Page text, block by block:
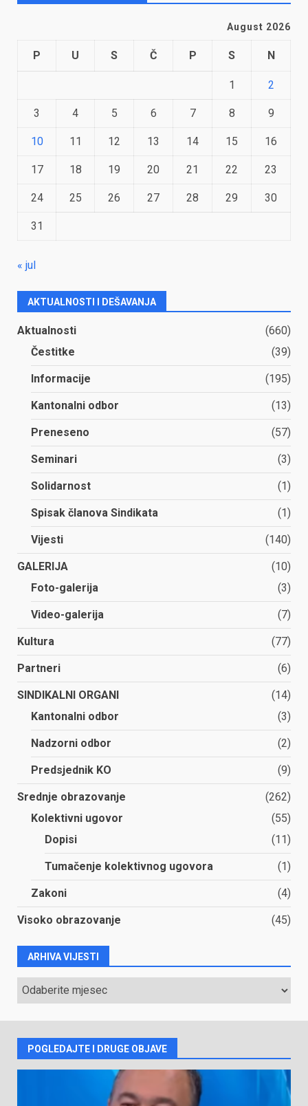
August 2026
P U S Č P S N
1 2
3 4 5 6 7 8 9
10 11 12 13 14 15 16
17 18 19 20 21 22 23
24 25 26 27 28 29 30
31
« jul
AKTUALNOSTI I DEŠAVANJA
Aktualnosti
(660)
Čestitke
(39)
Informacije (195)
Kantonalni odbor (13)
Preneseno (57)
Seminari (3)
Solidarnost (1)
Spisak članova Sindikata (1)
Vijesti (140)
GALERIJA
(10)
Foto-galerija
(3)
Video-galerija (7)
Kultura (77)
Partneri (6)
SINDIKALNI ORGANI
(14)
Kantonalni odbor
(3)
Nadzorni odbor (2)
Predsjednik KO (9)
Srednje obrazovanje
(262)
Kolektivni ugovor
(55)
Dopisi
(11)
Tumačenje kolektivnog ugovora (1)
Zakoni (4)
Visoko obrazovanje (45)
ARHIVA VIJESTI
ARHIVA
VIJESTI
POGLEDAJTE I DRUGE OBJAVE